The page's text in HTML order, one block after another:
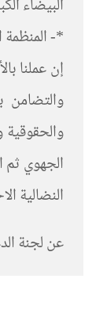
البيضاء
*- المنظمة
إن عملنا
والتضامن
الجهوي ثم
النضالية
عن لجنة